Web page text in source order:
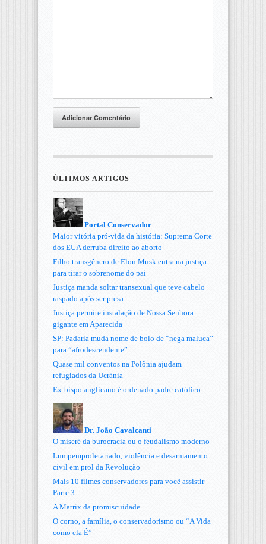
Adicionar Comentário
ÚLTIMOS ARTIGOS
Portal Conservador
Maior vitória pró-vida da história: Suprema Corte
dos EUA derruba direito ao aborto
Filho transgênero de Elon Musk entra na justiça
para tirar o sobrenome do pai
Justiça manda soltar transexual que teve cabelo
raspado após ser presa
Justiça permite instalação de Nossa Senhora
gigante em Aparecida
SP: Padaria muda nome de bolo de “nega maluca”
para “afrodescendente”
Quase mil conventos na Polônia ajudam
refugiados da Ucrânia
Ex-bispo anglicano é ordenado padre católico
Dr. João Cavalcanti
O miserê da burocracia ou o feudalismo moderno
Lumpemproletariado, violência e desarmamento
civil em prol da Revolução
Mais 10 filmes conservadores para você assistir –
Parte 3
A Matrix da promiscuidade
O corno, a família, o conservadorismo ou “A Vida
como ela É”